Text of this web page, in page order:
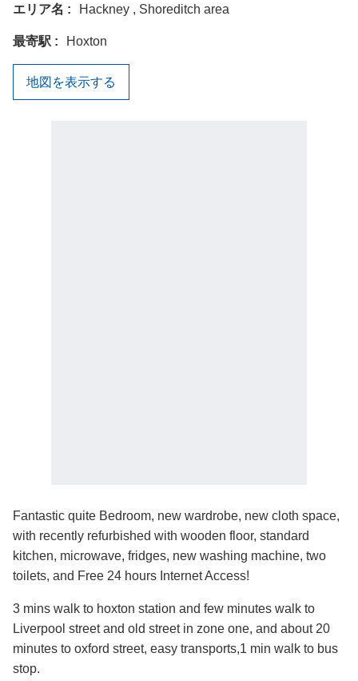
エリア名 Hackney , Shoreditch area
最寄駅 Hoxton
地図を表示する
Fantastic quite Bedroom, new wardrobe, new cloth space,
with recently refurbished with wooden floor, standard
kitchen, microwave, fridges, new washing machine, two
toilets, and Free 24 hours Internet Access!
3 mins walk to hoxton station and few minutes walk to
Liverpool street and old street in zone one, and about 20
minutes to oxford street, easy transports,1 min walk to bus
stop.